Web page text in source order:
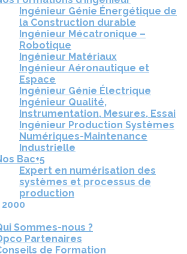
Ingénieur Génie Énergétique de
la Construction durable
Ingénieur Mécatronique –
Robotique
Ingénieur Matériaux
Ingénieur Aéronautique et
Espace
Ingénieur Génie Électrique
Ingénieur Qualité,
Instrumentation, Mesures, Essai
Ingénieur Production Systèmes
Numériques-Maintenance
Industrielle
Bac+5
Expert en numérisation des
systèmes et processus de
production
Sommes-nous ?
Partenaires
de Formation